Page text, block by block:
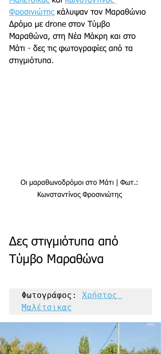
Φροσινιώτης κάλυψαν τον Μαραθώνιο
Δρόμο με drone στον Τύμβο
Μαραθώνα, στη Νέα Μάκρη και στο
Μάτι - δες τις φωτογραφίες από τα
στιγμιότυπα.
Οι μαραθωνοδρόμοι στο Μάτι | Φωτ.:
Κωνσταντίνος Φροσινιώτης
Δες στιγμιότυπα από
Τύμβο Μαραθώνα
Φωτογράφος: Χρήστος
Μαλέτσικας